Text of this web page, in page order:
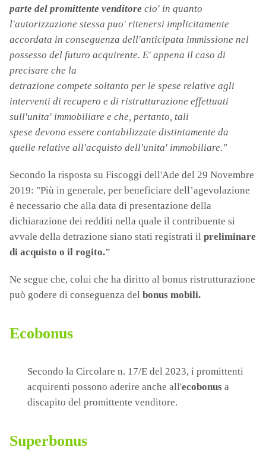
parte del promittente venditore cio' in quanto
l'autorizzazione stessa puo' ritenersi implicitamente
accordata in conseguenza dell'anticipata immissione nel
possesso del futuro acquirente. E' appena il caso di
precisare che la
detrazione compete soltanto per le spese relative agli
interventi di recupero e di ristrutturazione effettuati
sull'unita' immobiliare e che, pertanto, tali
spese devono essere contabilizzate distintamente da
quelle relative all'acquisto dell'unita' immobiliare."
Secondo la risposta su Fiscoggi dell'Ade del ​29 Novembre
2019: "Più in generale, per beneficiare dell’agevolazione
è necessario che alla data di presentazione della
dichiarazione dei redditi nella quale il contribuente si
avvale della detrazione siano stati registrati il preliminare
di acquisto o il rogito."
Ne segue che, colui che ha diritto al bonus ristrutturazione
può godere di conseguenza del bonus mobili.
Ecobonus
Secondo la Circolare n. 17/E del 2023, i promittenti
acquirenti possono aderire anche all'ecobonus a
discapito del promittente venditore.
Superbonus